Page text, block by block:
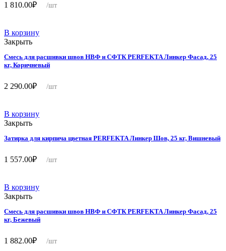
1 810.00₽ /шт
В корзину
Закрыть
Смесь для расшивки швов НВФ и СФТК PERFEKTA Линкер Фасад, 25
кг, Коричневый
2 290.00₽ /шт
В корзину
Закрыть
Затирка для кирпича цветная PERFEKTA Линкер Шов, 25 кг, Вишневый
1 557.00₽ /шт
В корзину
Закрыть
Смесь для расшивки швов НВФ и СФТК PERFEKTA Линкер Фасад, 25
кг, Бежевый
1 882.00₽ /шт